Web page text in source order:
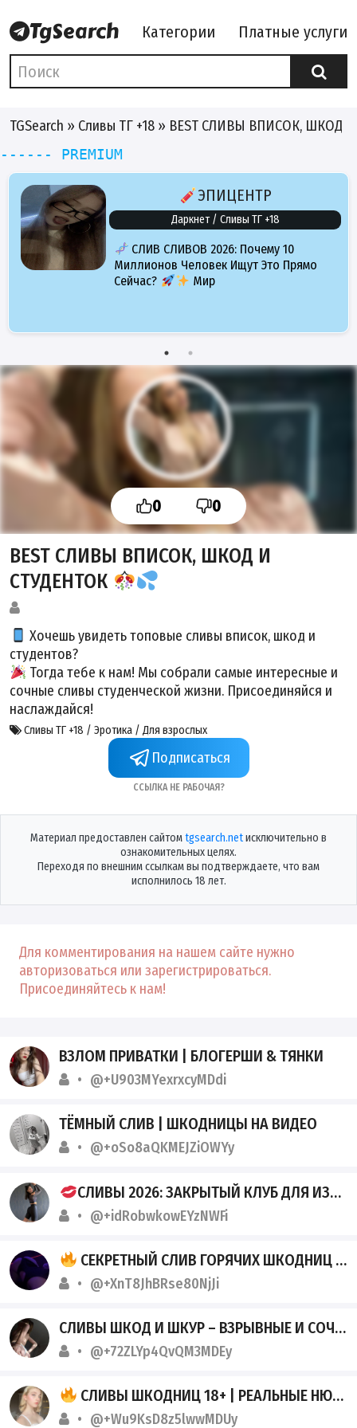
Категории Платные услуги
TGSearch » Сливы ТГ +18 » BEST СЛИВЫ ВПИСОК, ШКОД
------ PREMIUM
ЭПИЦЕНТР
Даркнет / Сливы ТГ +18
СЛИВ СЛИВОВ 2026: Почему 10
Миллионов Человек Ищут Это Прямо
Сейчас?
Мир
0 0
BEST СЛИВЫ ВПИСОК, ШКОД И
СТУДЕНТОК
Хочешь увидеть топовые сливы вписок, шкод и
студентов?
Тогда тебе к нам! Мы собрали самые интересные и
сочные сливы студенческой жизни. Присоединяйся и
наслаждайся!
Сливы ТГ +18 / Эротика / Для взрослых
Подписаться
Ссылка не рабочая?
Материал предоставлен сайтомtgsearch.netисключительно в
ознакомительных целях.
Переходя по внешним ссылкам вы подтверждаете, что вам
исполнилось 18 лет.
Для комментирования на нашем сайте нужно
авторизоваться или зарегистрироваться.
Присоединяйтесь к нам!
ВЗЛОМ ПРИВАТКИ | БЛОГЕРШИ & ТЯНКИ
@+U903MYexrxcyMDdi
ТЁМНЫЙ СЛИВ | ШКОДНИЦЫ НА ВИДЕО
@+oSo8aQKMEJZiOWYy
СЛИВЫ 2026: ЗАКРЫТЫЙ КЛУБ ДЛЯ ИЗБРАННЫХ
@+idRobwkowEYzNWFi
СЕКРЕТНЫЙ СЛИВ ГОРЯЧИХ ШКОДНИЦ 18+
@+XnT8JhBRse80NjJi
СЛИВЫ ШКОД И ШКУР – ВЗРЫВНЫЕ И СОЧНЫЕ
@+72ZLYp4QvQM3MDEy
СЛИВЫ ШКОДНИЦ 18+ | РЕАЛЬНЫЕ НЮДСЫ И ГОРЯЧИЕ МАТЕРИАЛЫ САМЫЕ ГОРЯЧИЕ И СВЕЖИЕ СЛИВЫ ШКОДНИЦ С РЕАЛЬНЫМИ НЮДСАМИ
@+Wu9KsD8z5lwwMDUy